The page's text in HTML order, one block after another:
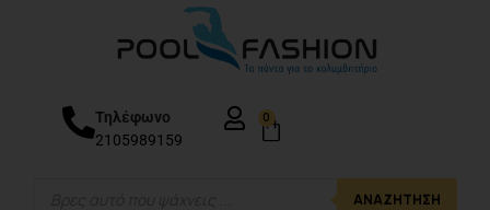
ΑΝΑΖΉΤΗΣΗ
Τηλέφωνο
2105989159
0